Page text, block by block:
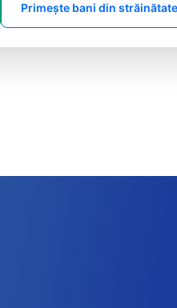
Primește bani din străinătate